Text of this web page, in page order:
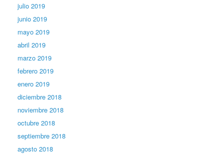
julio 2019
junio 2019
mayo 2019
abril 2019
marzo 2019
febrero 2019
enero 2019
diciembre 2018
noviembre 2018
octubre 2018
septiembre 2018
agosto 2018